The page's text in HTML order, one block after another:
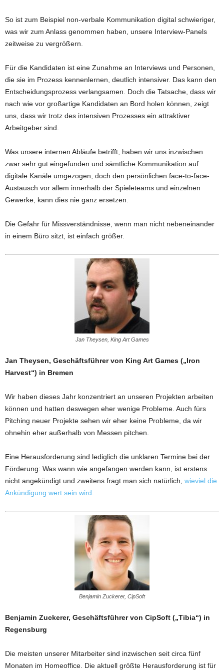
So ist zum Beispiel non-verbale Kommunikation digital schwieriger,
was wir zum Anlass genommen haben, unsere Interview-Panels
zeitweise zu vergrößern.
Für die Kandidaten ist eine Zunahme an Interviews und Personen,
die sie im Prozess kennenlernen, deutlich intensiver. Das kann den
Entscheidungsprozess verlangsamen. Doch die Tatsache, dass wir
nach wie vor großartige Kandidaten an Bord holen können, zeigt
uns, dass wir trotz des intensiven Prozesses ein attraktiver
Arbeitgeber sind.
Was unsere internen Abläufe betrifft, haben wir uns inzwischen
zwar sehr gut eingefunden und sämtliche Kommunikation auf
digitale Kanäle umgezogen, doch den persönlichen face-to-face-
Austausch vor allem innerhalb der Spieleteams und einzelnen
Gewerke, kann dies nie ganz ersetzen.
Die Gefahr für Missverständnisse, wenn man nicht nebeneinander
in einem Büro sitzt, ist einfach größer.
Jan Theysen, King Art Games
Jan Theysen, Geschäftsführer von King Art Games („Iron
Harvest“) in Bremen
Wir haben dieses Jahr konzentriert an unseren Projekten arbeiten
können und hatten deswegen eher wenige Probleme. Auch fürs
Pitching neuer Projekte sehen wir eher keine Probleme, da wir
ohnehin eher außerhalb von Messen pitchen.
Eine Herausforderung sind lediglich die unklaren Termine bei der
Förderung: Was wann wie angefangen werden kann, ist erstens
nicht angekündigt und zweitens fragt man sich natürlich, wieviel die
Ankündigung wert sein wird
Benjamin Zuckerer, CipSoft
Benjamin Zuckerer, Geschäftsführer von CipSoft („Tibia“) in
Regensburg
Die meisten unserer Mitarbeiter sind inzwischen seit circa fünf
Monaten im Homeoffice. Die aktuell größte Herausforderung ist für